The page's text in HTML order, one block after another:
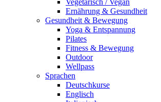
Vegetarisch / Vegan
Ernährung & Gesundheit
Gesundheit & Bewegung
Yoga & Entspannung
Pilates
Fitness & Bewegung
Outdoor
Wellpass
Sprachen
Deutschkurse
Englisch